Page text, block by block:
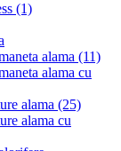
(1)
alama (11)
alama cu
alama (25)
alama cu